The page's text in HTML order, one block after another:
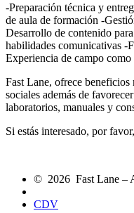
-Preparación técnica y
de aula de formación -
Desarrollo de contenido
habilidades comunicativas -
Experiencia de campo como
Fast Lane, ofrece
sociales además de
laboratorios, manuales y
Si estás interesado, por
© 2026 Fast Lane –
CDV